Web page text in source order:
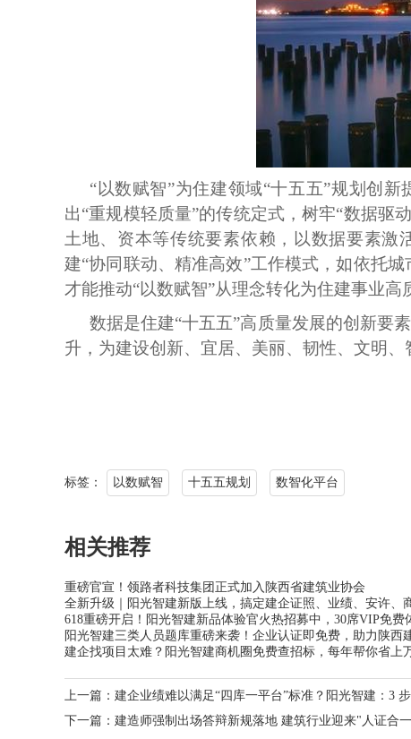
“以数赋智”为住建领域“十五五”规划创
出“重规模轻质量”的传统定式，树牢“数据驱
土地、资本等传统要素依赖，以数据要素
建“协同联动、精准高效”工作模式，如依托
才能推动“以数赋智”从理念转化为住建事业高
数据是住建“十五五”高质量发展的创新要
升，为建设创新、宜居、美丽、韧性、文明
标签： 以数赋智 十五五规划 数智化平台
相关推荐
重磅官宣！领路者科技集团正式加入陕西省建筑业协会
全新升级｜阳光智建新版上线，搞定建企证照、业绩、安许、
618重磅开启！阳光智建新品体验官火热招募中，30席VIP免费
阳光智建三类人员题库重磅来袭！企业认证即免费，助力陕西
建企找项目太难？阳光智建商机圈免费查招标，每年帮你省上
上一篇： 建企业绩难以满足“四库一平台”标准？阳光智建：3
下一篇： 建造师强制出场答辩新规落地 建筑行业迎来"人证合